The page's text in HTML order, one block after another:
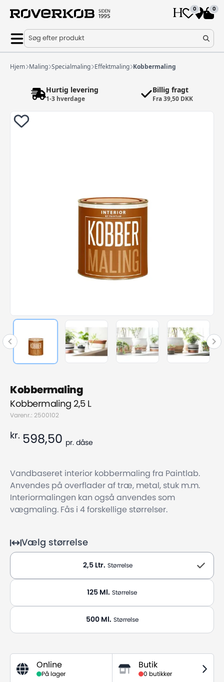
0 0
Søg efter produkt
Hjem Maling Specialmaling Effektmaling Kobbermaling
Hurtig levering
1-3 hverdage
Billig fragt
Fra 39,50 DKK
Kobbermaling
Kobbermaling 2,5 L
Varenr.: 2500102
kr. 598,50 pr. dåse
Vandbaseret interior kobbermaling fra Paintlab.
Anvendes på overflader af træ, metal, stuk m.m.
Interiormalingen kan også anvendes som
vægmaling. Fås i 4 forskellige størrelser.
Vælg størrelse
2,5 Ltr. Størrelse
125 Ml. Størrelse
500 Ml. Størrelse
Online
På lager
Butik
0 butikker